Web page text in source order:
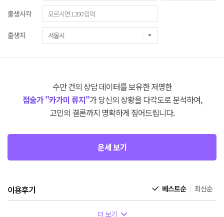
출생시각
출생지
수만 건의 상담 데이터를 보유한 저명한
점술가 "카가미 류지"가 당신의 상황을 다각도로 분석하여,
고민의 결론까지 명확하게 짚어드립니다.
운세 보기
이용후기 베스트순 최신순
더 보기